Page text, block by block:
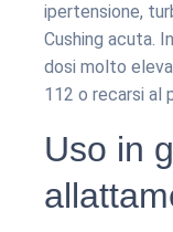
ipertensione,
Cushing acuta.
dosi molto
112 o recarsi al
Uso in